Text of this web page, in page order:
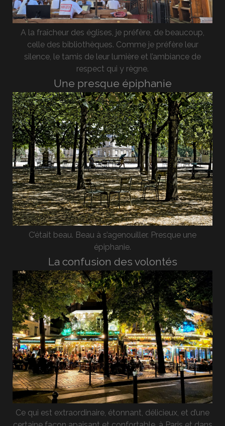
A la fraîcheur des églises, je préfère, de beaucoup,
celle des bibliothèques. Comme je préfère leur
silence, le tamis de leur lumière et l’ambiance de
respect qui y règne.
Une presque épiphanie
C’était beau. Beau à s’agenouiller. Presque une
épiphanie.
La confusion des volontés
Ce qui est extraordinaire, étonnant, délicieux, et d’une